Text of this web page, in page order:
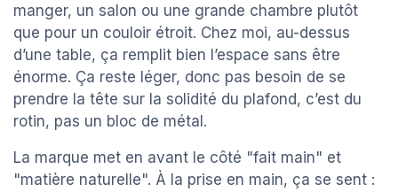
manger, un salon ou une grande chambre plutôt
que pour un couloir étroit. Chez moi, au-dessus
d’une table, ça remplit bien l’espace sans être
énorme. Ça reste léger, donc pas besoin de se
prendre la tête sur la solidité du plafond, c’est du
rotin, pas un bloc de métal.
La marque met en avant le côté "fait main" et
"matière naturelle". À la prise en main, ça se sent :